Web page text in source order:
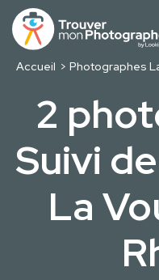
Accueil Photographes
2
Suivi
La